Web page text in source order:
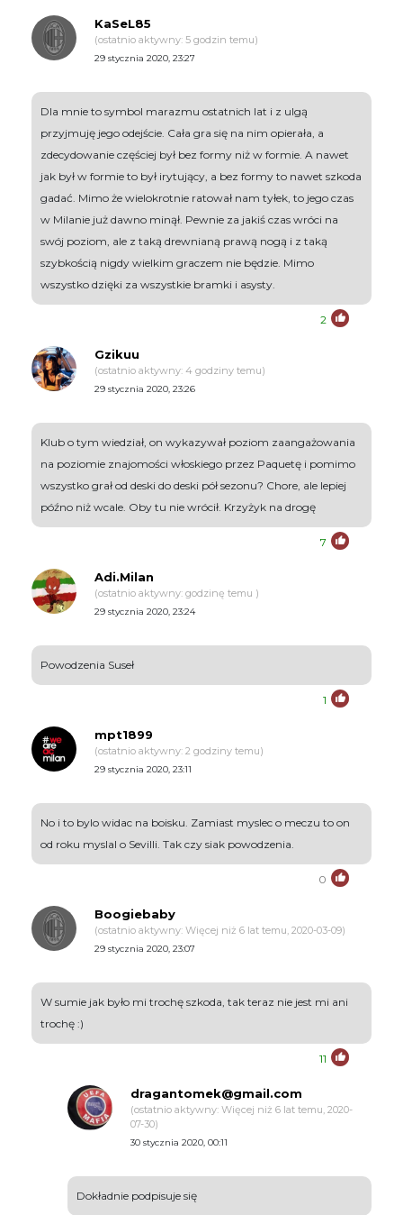
KaSeL85
(ostatnio aktywny: 5 godzin temu)
29 stycznia 2020, 23:27
Dla mnie to symbol marazmu ostatnich lat i z ulgą
przyjmuję jego odejście. Cała gra się na nim opierała, a
zdecydowanie częściej był bez formy niż w formie. A nawet
jak był w formie to był irytujący, a bez formy to nawet szkoda
gadać. Mimo że wielokrotnie ratował nam tyłek, to jego czas
w Milanie już dawno minął. Pewnie za jakiś czas wróci na
swój poziom, ale z taką drewnianą prawą nogą i z taką
szybkością nigdy wielkim graczem nie będzie. Mimo
wszystko dzięki za wszystkie bramki i asysty.
2
Gzikuu
(ostatnio aktywny: 4 godziny temu)
29 stycznia 2020, 23:26
Klub o tym wiedział, on wykazywał poziom zaangażowania
na poziomie znajomości włoskiego przez Paquetę i pomimo
wszystko grał od deski do deski pół sezonu? Chore, ale lepiej
późno niż wcale. Oby tu nie wrócił. Krzyżyk na drogę
7
Adi.Milan
(ostatnio aktywny: godzinę temu )
29 stycznia 2020, 23:24
Powodzenia Suseł
1
mpt1899
(ostatnio aktywny: 2 godziny temu)
29 stycznia 2020, 23:11
No i to bylo widac na boisku. Zamiast myslec o meczu to on
od roku myslal o Sevilli. Tak czy siak powodzenia.
0
Boogiebaby
(ostatnio aktywny: Więcej niż 6 lat temu, 2020-03-09)
29 stycznia 2020, 23:07
W sumie jak było mi trochę szkoda, tak teraz nie jest mi ani
trochę :)
11
dragantomek@gmail.com
(ostatnio aktywny: Więcej niż 6 lat temu, 2020-
07-30)
30 stycznia 2020, 00:11
Dokładnie podpisuje się